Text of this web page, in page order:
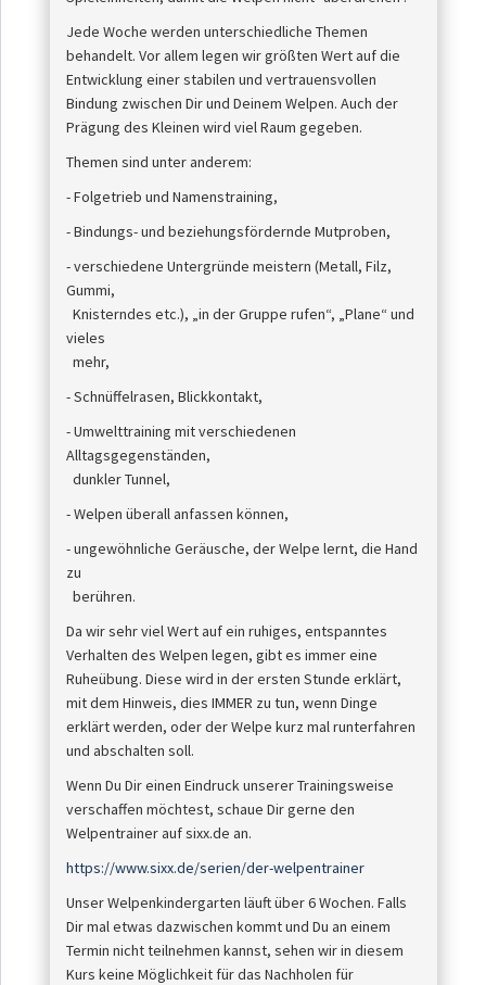
Jede Woche werden unterschiedliche Themen
behandelt. Vor allem legen wir größten Wert auf die
Entwicklung einer stabilen und vertrauensvollen
Bindung zwischen Dir und Deinem Welpen. Auch der
Prägung des Kleinen wird viel Raum gegeben.
Themen sind unter anderem:
- Folgetrieb und Namenstraining,
- Bindungs- und beziehungsfördernde Mutproben,
- verschiedene Untergründe meistern (Metall, Filz,
Gummi,
Knisterndes etc.), „in der Gruppe rufen“, „Plane“ und
vieles
mehr,
- Schnüffelrasen, Blickkontakt,
- Umwelttraining mit verschiedenen
Alltagsgegenständen,
dunkler Tunnel,
- Welpen überall anfassen können,
- ungewöhnliche Geräusche, der Welpe lernt, die Hand
zu
berühren.
Da wir sehr viel Wert auf ein ruhiges, entspanntes
Verhalten des Welpen legen, gibt es immer eine
Ruheübung. Diese wird in der ersten Stunde erklärt,
mit dem Hinweis, dies IMMER zu tun, wenn Dinge
erklärt werden, oder der Welpe kurz mal runterfahren
und abschalten soll.
Wenn Du Dir einen Eindruck unserer Trainingsweise
verschaffen möchtest, schaue Dir gerne den
Welpentrainer auf sixx.de an.
https://www.sixx.de/serien/der-welpentrainer
Unser Welpenkindergarten läuft über 6 Wochen. Falls
Dir mal etwas dazwischen kommt und Du an einem
Termin nicht teilnehmen kannst, sehen wir in diesem
Kurs keine Möglichkeit für das Nachholen für